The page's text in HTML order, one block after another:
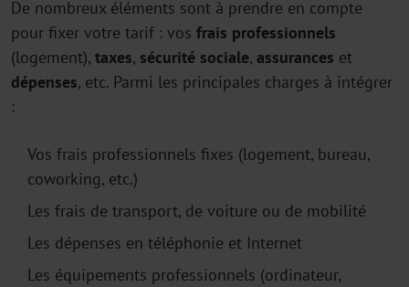
De nombreux éléments sont à prendre en compte
pour fixer votre tarif : vos frais professionnels
(logement), taxes, sécurité sociale, assurances et
dépenses, etc. Parmi les principales charges à intégrer
:
Vos frais professionnels fixes (logement, bureau,
coworking, etc.)
Les frais de transport, de voiture ou de mobilité
Les dépenses en téléphonie et Internet
Les équipements professionnels (ordinateur,